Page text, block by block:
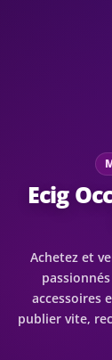
Ecig
Achetez et
accessoires
publier vite,